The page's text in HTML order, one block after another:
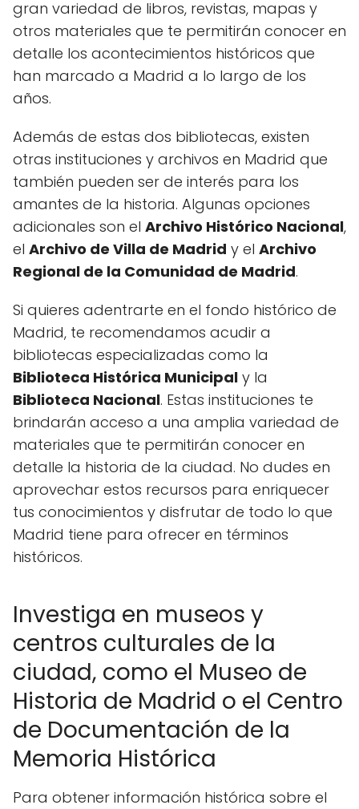
gran variedad de libros, revistas, mapas y
otros materiales que te permitirán conocer en
detalle los acontecimientos históricos que
han marcado a Madrid a lo largo de los
años.
Además de estas dos bibliotecas, existen
otras instituciones y archivos en Madrid que
también pueden ser de interés para los
amantes de la historia. Algunas opciones
adicionales son el Archivo Histórico Nacional,
el Archivo de Villa de Madrid y el Archivo
Regional de la Comunidad de Madrid.
Si quieres adentrarte en el fondo histórico de
Madrid, te recomendamos acudir a
bibliotecas especializadas como la
Biblioteca Histórica Municipal y la
Biblioteca Nacional. Estas instituciones te
brindarán acceso a una amplia variedad de
materiales que te permitirán conocer en
detalle la historia de la ciudad. No dudes en
aprovechar estos recursos para enriquecer
tus conocimientos y disfrutar de todo lo que
Madrid tiene para ofrecer en términos
históricos.
Investiga en museos y
centros culturales de la
ciudad, como el Museo de
Historia de Madrid o el Centro
de Documentación de la
Memoria Histórica
Para obtener información histórica sobre el